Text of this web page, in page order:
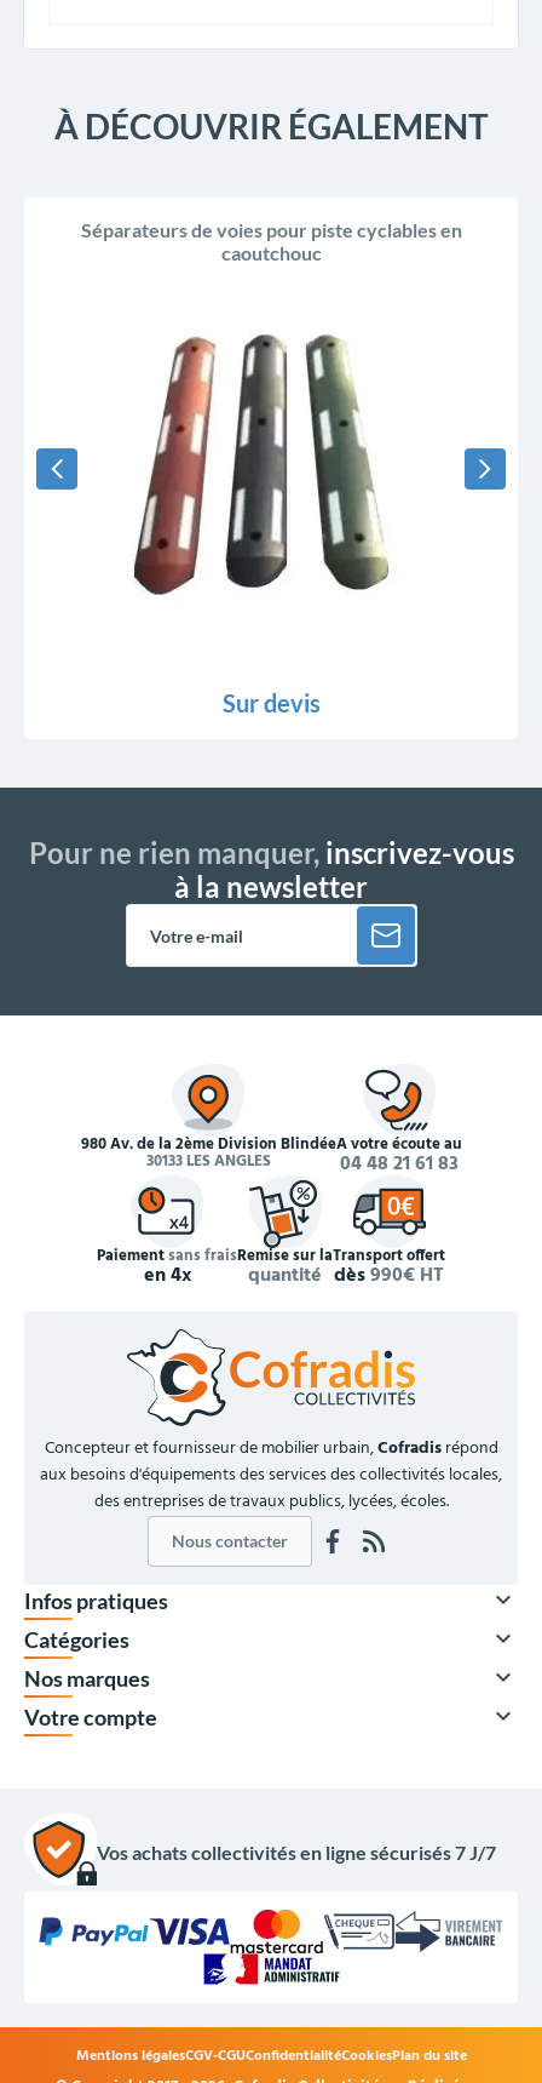
À DÉCOUVRIR ÉGALEMENT
Séparateurs de voies pour piste cyclables en
caoutchouc
Sur devis
Pour ne rien manquer,inscrivez-vous
à la newsletter
980 Av. de la 2ème Division Blindée
30133 LES ANGLES
À votre écoute au
04 48 21 61 83
Paiementsans frais
en 4x
Remise sur la
quantité
Transport offert
dès990€ HT
Concepteur et fournisseur de mobilier urbain,Cofradisrépond
aux besoins d'équipements des services des collectivités locales,
des entreprises de travaux publics, lycées, écoles.
Nous contacter
Infos pratiques 
Catégories 
Nos marques 
Votre compte 
Vos achats collectivités en ligne sécurisés 7 J/7
Mentions légalesCGV-CGUConfidentialitéCookiesPlan du site